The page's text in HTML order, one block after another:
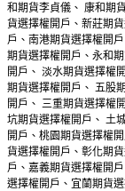
和期貨李貞儀、 康和期
貨選擇權開戶、新莊期
戶、南港期貨選擇權開
期貨選擇權開戶、永和
開戶、 淡水期貨選擇權
期貨選擇權開戶、 五股
開戶、 三重期貨選擇權
坑期貨選擇權開戶、 土
開戶、桃園期貨選擇權
貨選擇權開戶、彰化期
戶、嘉義期貨選擇權開
選擇權開戶、宜蘭期貨